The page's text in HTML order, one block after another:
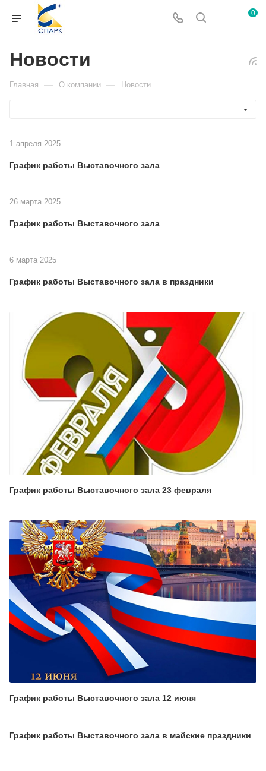
0
Новости
Главная — О компании — Новости
1 апреля 2025
График работы Выставочного зала
26 марта 2025
График работы Выставочного зала
6 марта 2025
График работы Выставочного зала в праздники
График работы Выставочного зала 23 февраля
График работы Выставочного зала 12 июня
График работы Выставочного зала в майские праздники